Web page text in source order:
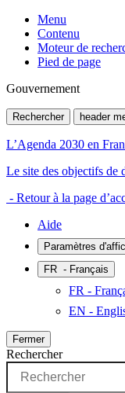
Menu
Contenu
Moteur de
Pied de page
Gouvernement
Rechercher header
L’Agenda 2030 en
Le site des objectifs de
- Retour à la page
Aide
Paramètres
FR - Français
FR -
EN -
Fermer
Rechercher